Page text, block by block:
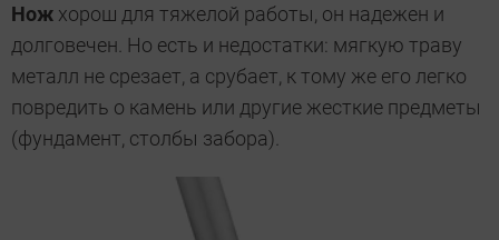
Нож хорош для тяжелой работы, он надежен и
долговечен. Но есть и недостатки: мягкую траву
металл не срезает, а срубает, к тому же его легко
повредить о камень или другие жесткие предметы
(фундамент, столбы забора).